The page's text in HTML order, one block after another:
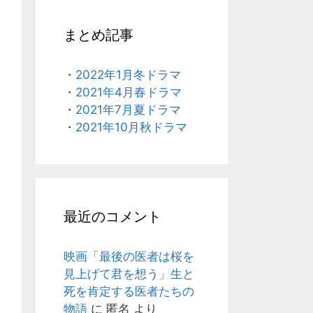
まとめ記事
・ 2022年1月冬ドラマ
・ 2021年4月春ドラマ
・ 2021年7月夏ドラマ
・ 2021年10月秋ドラマ
最近のコメント
映画「最後の医者は桜を
見上げて君を想う」生と
死を肯定する医者たちの
物語 に 匿名 より